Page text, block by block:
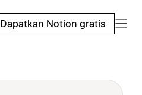
Dapatkan Notion gratis